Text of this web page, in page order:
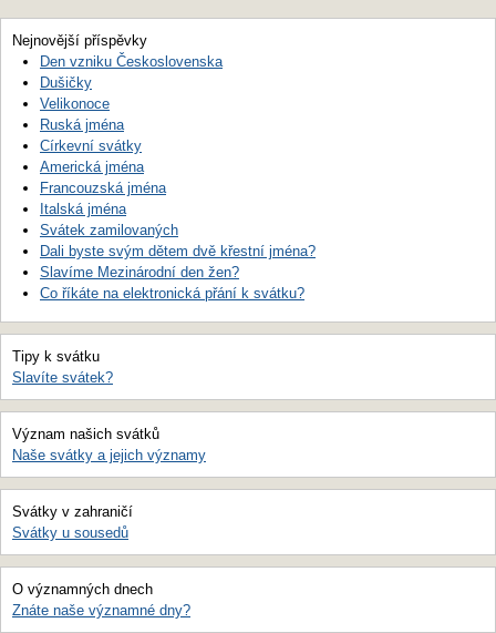
Nejnovější příspěvky
Den vzniku Československa
Dušičky
Velikonoce
Ruská jména
Církevní svátky
Americká jména
Francouzská jména
Italská jména
Svátek zamilovaných
Dali byste svým dětem dvě křestní jména?
Slavíme Mezinárodní den žen?
Co říkáte na elektronická přání k svátku?
Tipy k svátku
Slavíte svátek?
Význam našich svátků
Naše svátky a jejich významy
Svátky v zahraničí
Svátky u sousedů
O významných dnech
Znáte naše významné dny?